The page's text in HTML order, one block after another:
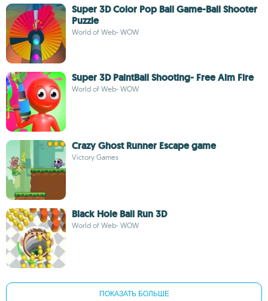
Super 3D Color Pop Ball Game-Ball Shooter
Puzzle
World of Web- WOW
Super 3D PaintBall Shooting- Free Aim Fire
World of Web- WOW
Crazy Ghost Runner Escape game
Victory Games
Black Hole Ball Run 3D
World of Web- WOW
ПОКАЗАТЬ БОЛЬШЕ